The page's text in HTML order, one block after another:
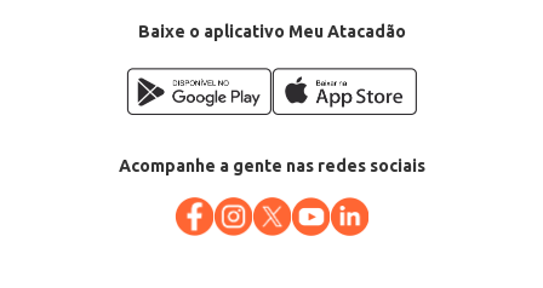
Baixe o aplicativo Meu Atacadão
Acompanhe a gente nas redes sociais